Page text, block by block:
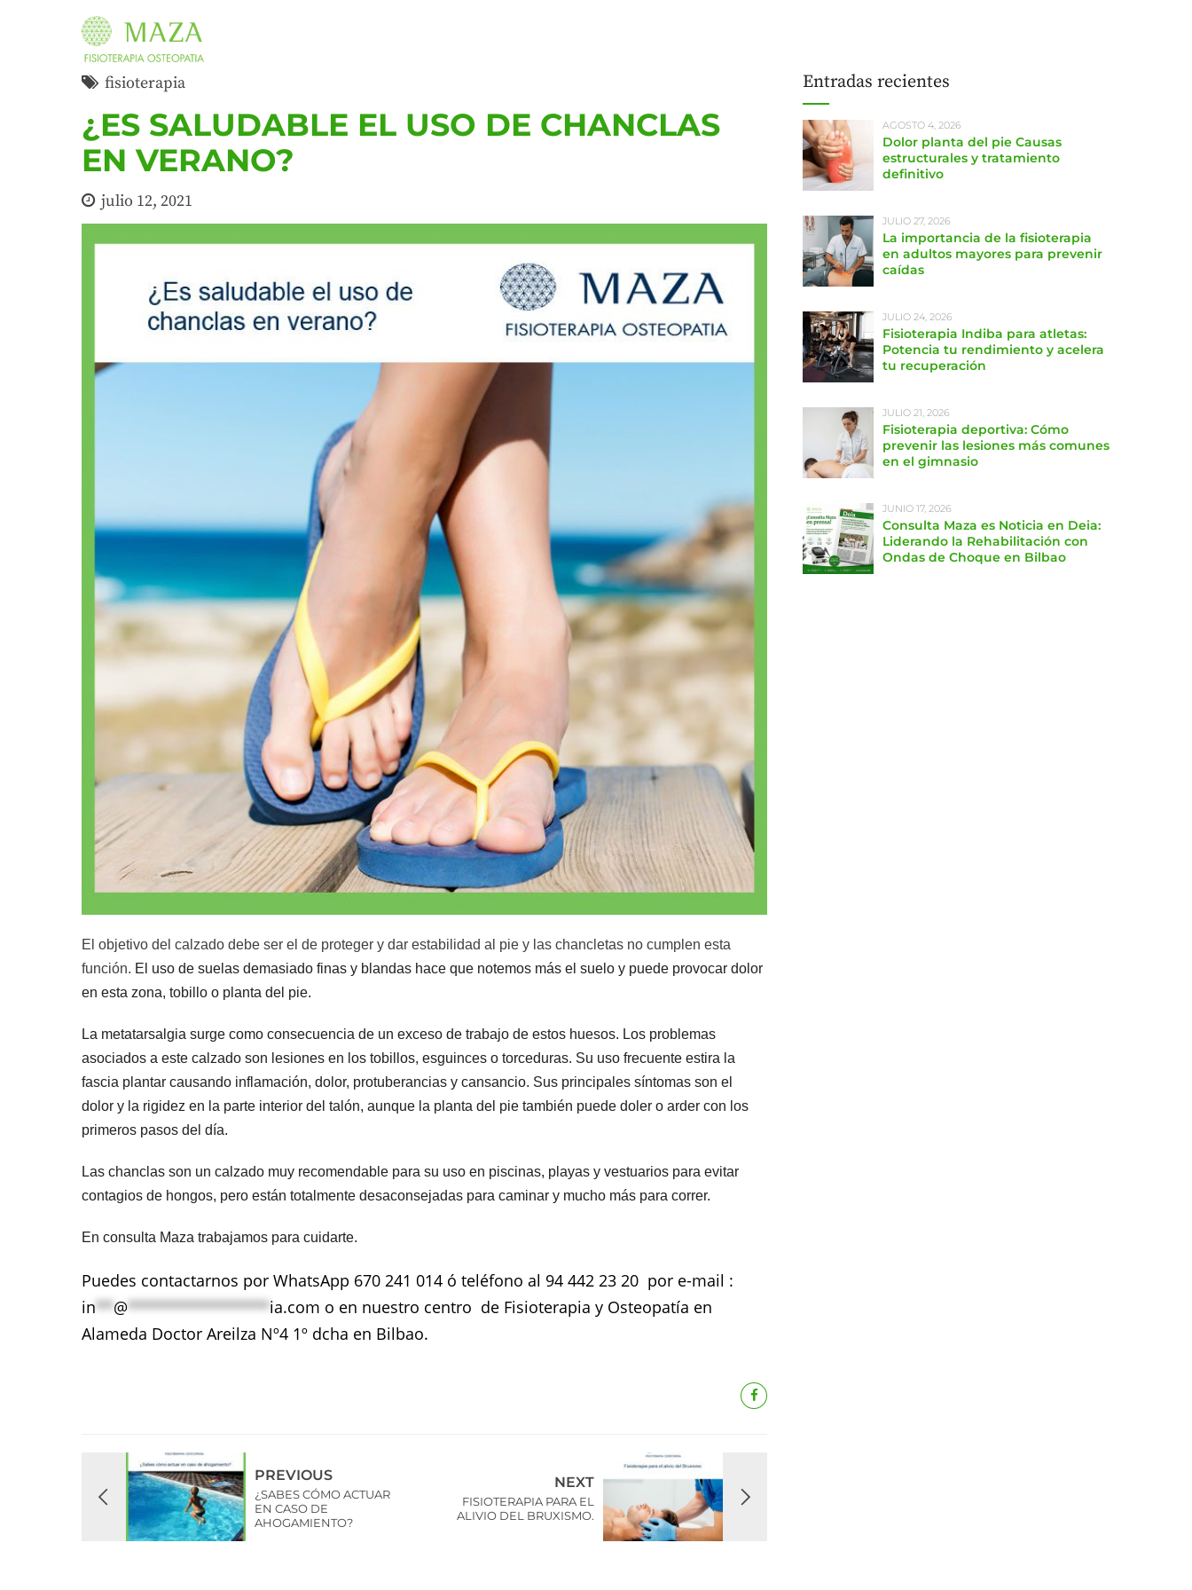
fisioterapia
¿ES SALUDABLE EL USO DE CHANCLAS
EN VERANO?
julio 12, 2021
El objetivo del calzado debe ser el de proteger y dar estabilidad al pie y las chancletas no cumplen esta
función. El uso de suelas demasiado finas y blandas hace que notemos más el suelo y puede provocar dolor
en esta zona, tobillo o planta del pie.
La metatarsalgia surge como consecuencia de un exceso de trabajo de estos huesos. Los problemas
asociados a este calzado son lesiones en los tobillos, esguinces o torceduras. Su uso frecuente estira la
fascia plantar causando inflamación, dolor, protuberancias y cansancio. Sus principales síntomas son el
dolor y la rigidez en la parte interior del talón, aunque la planta del pie también puede doler o arder con los
primeros pasos del día.
Las chanclas son un calzado muy recomendable para su uso en piscinas, playas y vestuarios para evitar
contagios de hongos, pero están totalmente desaconsejadas para caminar y mucho más para correr.
En consulta Maza trabajamos para cuidarte.
Puedes contactarnos por WhatsApp 670 241 014 ó teléfono al 94 442 23 20 por e-mail :
in**@****************ia.com o en nuestro centro de Fisioterapia y Osteopatía en
Alameda Doctor Areilza Nº4 1º dcha en Bilbao.
PREVIOUS
¿SABES CÓMO ACTUAR
EN CASO DE
AHOGAMIENTO?
NEXT
FISIOTERAPIA PARA EL
ALIVIO DEL BRUXISMO.
Entradas recientes
AGOSTO 4, 2026
Dolor planta del pie Causas
estructurales y tratamiento
definitivo
JULIO 27, 2026
La importancia de la fisioterapia
en adultos mayores para prevenir
caídas
JULIO 24, 2026
Fisioterapia Indiba para atletas:
Potencia tu rendimiento y acelera
tu recuperación
JULIO 21, 2026
Fisioterapia deportiva: Cómo
prevenir las lesiones más comunes
en el gimnasio
JUNIO 17, 2026
Consulta Maza es Noticia en Deia:
Liderando la Rehabilitación con
Ondas de Choque en Bilbao